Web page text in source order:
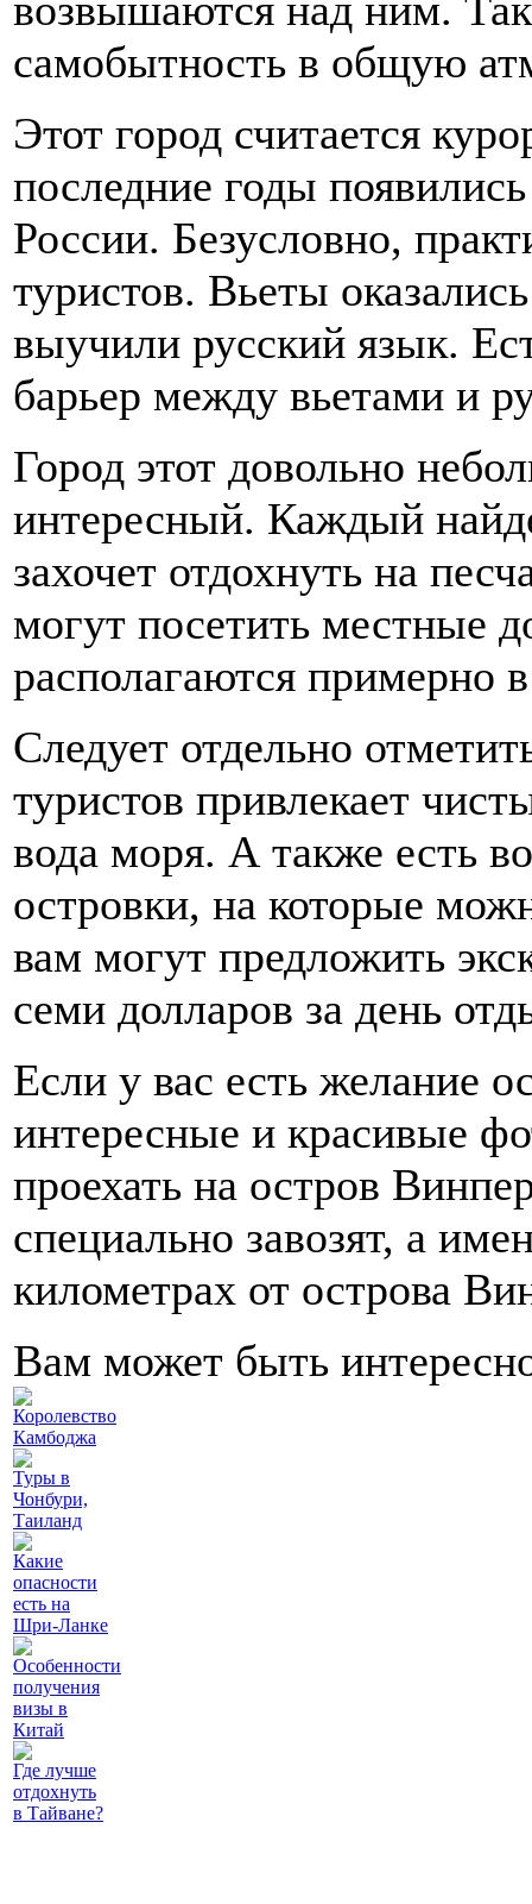
возвышаются над ним.
самобытность в общую
Этот город считается
последние годы
России. Безусловно,
туристов. Вьеты
выучили русский язык.
барьер между вьетами и
Город этот довольно
интересный. Каждый
захочет отдохнуть на
могут посетить местные
располагаются примерно
Следует отдельно
туристов привлекает
вода моря. А также есть
островки, на которые
вам могут предложить
семи долларов за день
Если у вас есть желание
интересные и красивые
проехать на остров
специально завозят, а
километрах от острова
Вам может быть
Королевство
Камбоджа
Туры в
Чонбури,
Таиланд
Какие
опасности
есть на
Шри-Ланке
Особенности
получения
визы в
Китай
Где лучше
отдохнуть
в Тайване?